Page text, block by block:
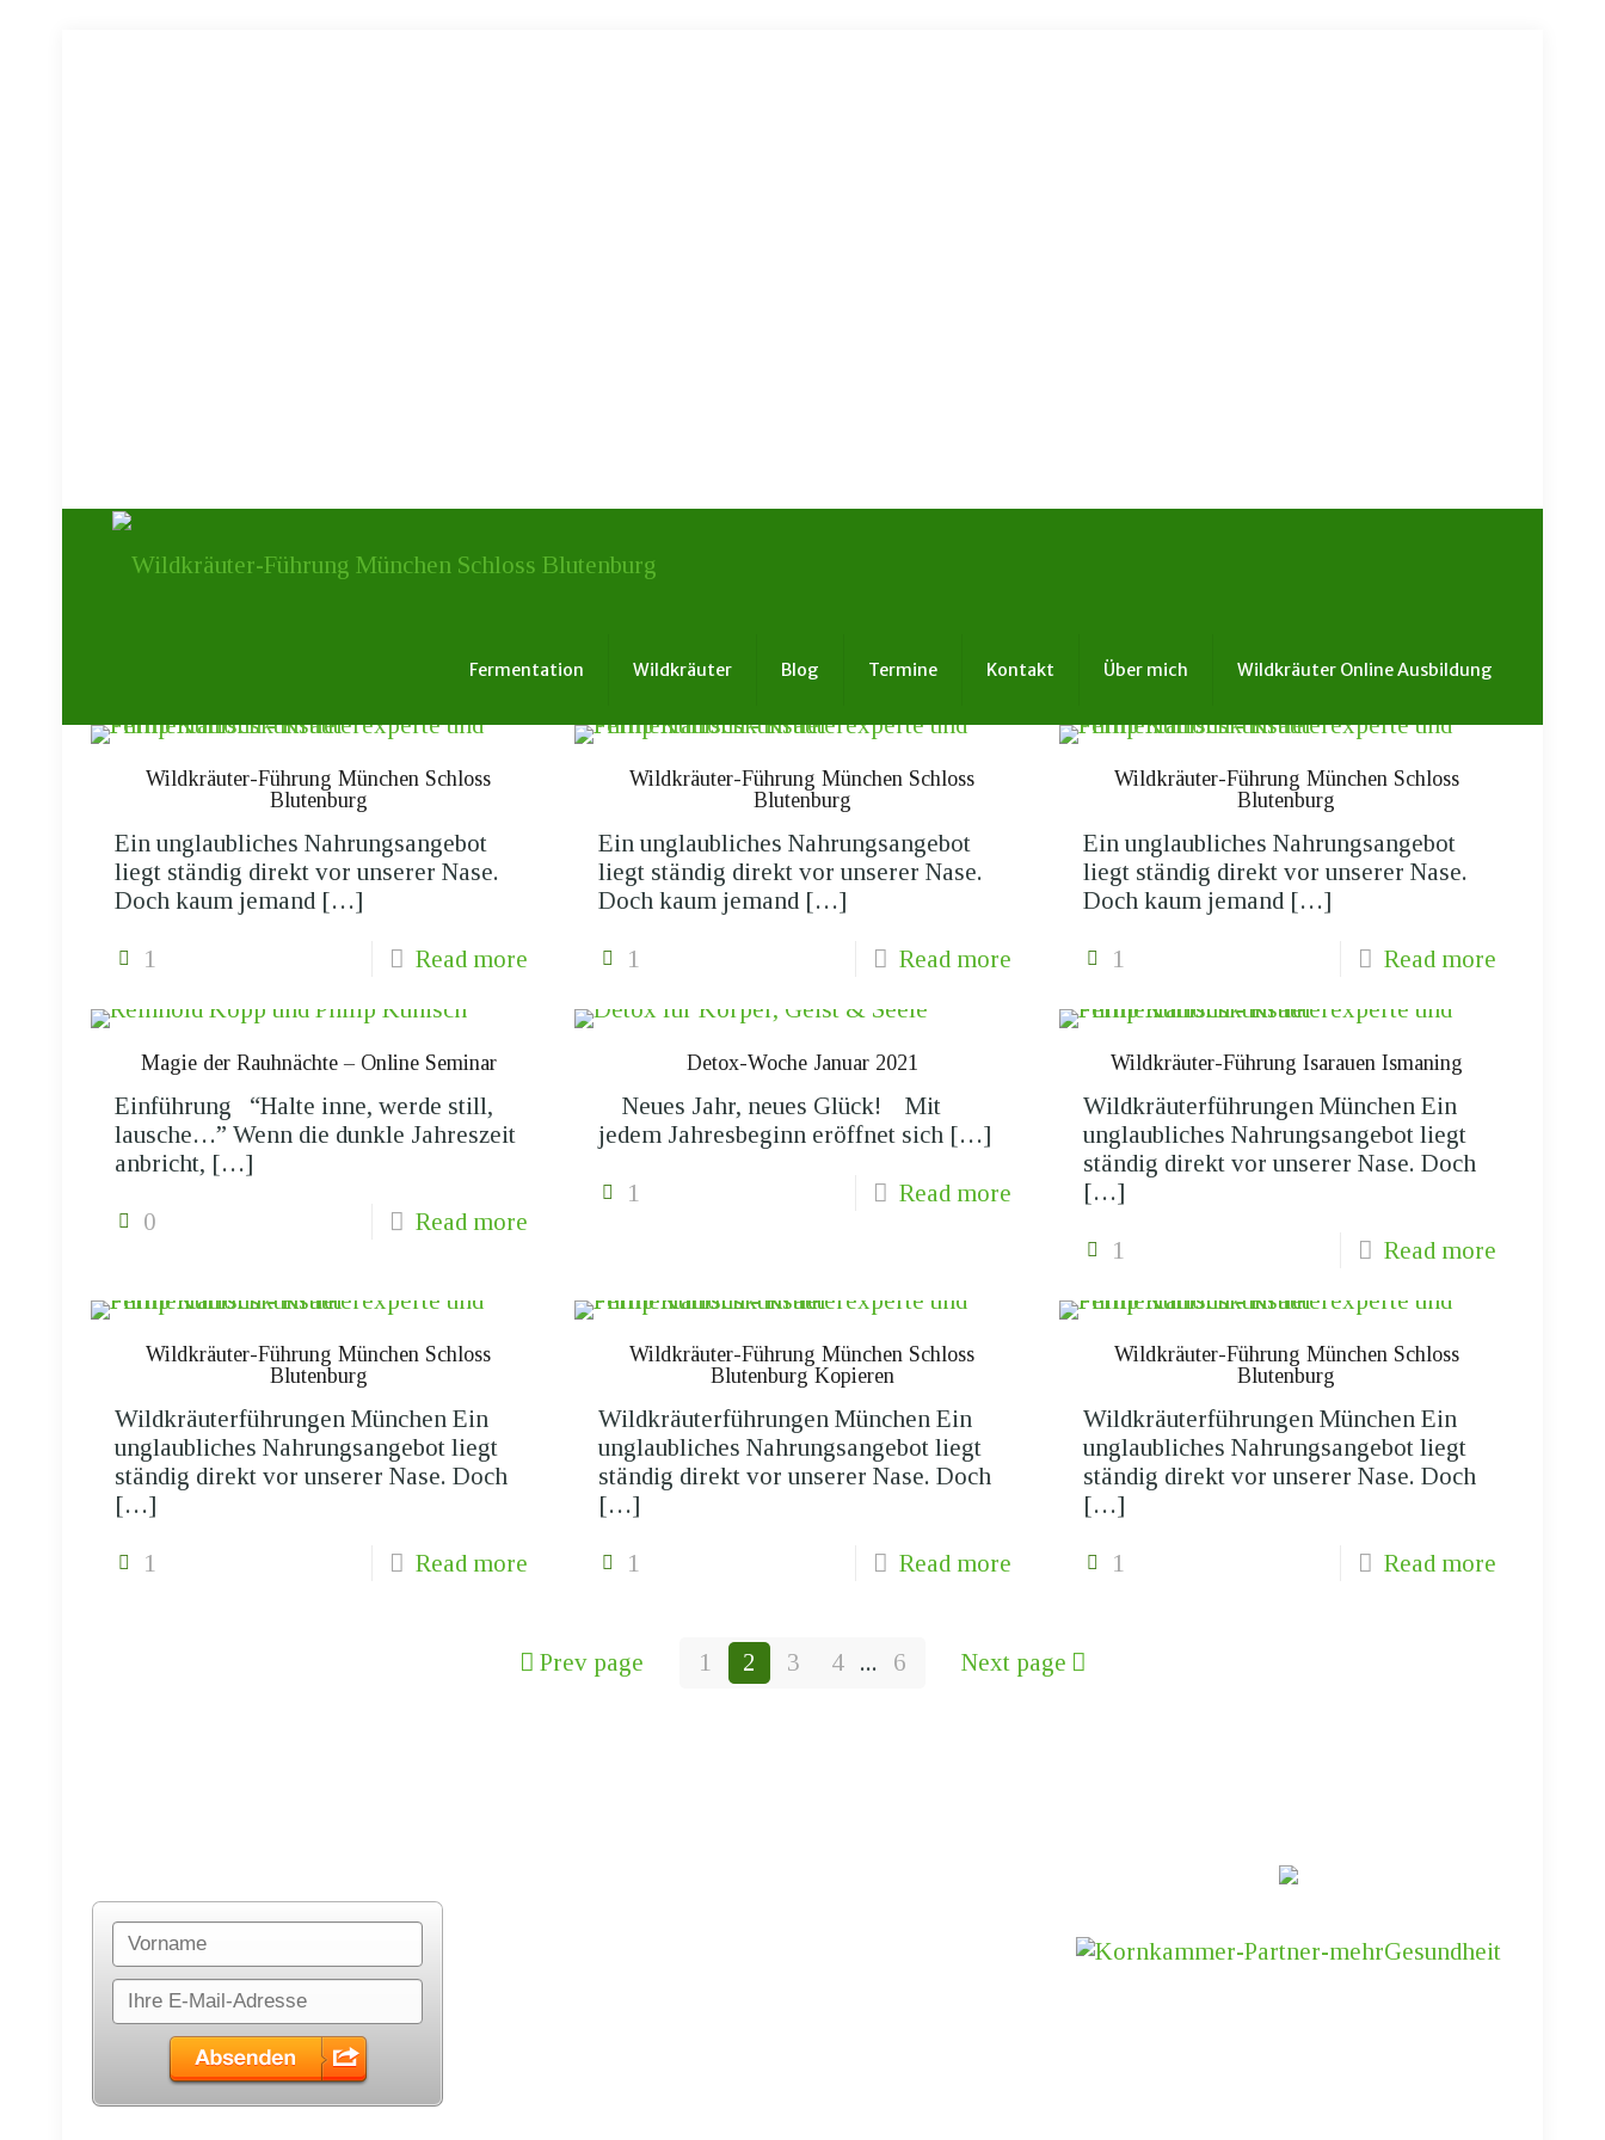
Fermentation Wildkräuter Blog Termine Kontakt Über mich Wildkräuter Online Ausbildung
Wildkräuter-Führung München Schloss
Blutenburg
Ein unglaubliches Nahrungsangebot
liegt ständig direkt vor unserer Nase.
Doch kaum jemand […]
1 Read more
Wildkräuter-Führung München Schloss
Blutenburg
Ein unglaubliches Nahrungsangebot
liegt ständig direkt vor unserer Nase.
Doch kaum jemand […]
1 Read more
Wildkräuter-Führung München Schloss
Blutenburg
Ein unglaubliches Nahrungsangebot
liegt ständig direkt vor unserer Nase.
Doch kaum jemand[…]
1 Read more
Magie der Rauhnächte – Online Seminar
Einführung “Halte inne, werde still,
lausche…” Wenn die dunkle Jahreszeit
anbricht, […]
0 Read more
Detox-Woche Januar 2021
Neues Jahr, neues Glück! Mit
jedem Jahresbeginn eröffnet sich […]
1 Read more
Wildkräuter-Führung Isarauen Ismaning
Wildkräuterführungen München Ein
unglaubliches Nahrungsangebot liegt
ständig direkt vor unserer Nase. Doch
[…]
1 Read more
Wildkräuter-Führung München Schloss
Blutenburg
Wildkräuterführungen München Ein
unglaubliches Nahrungsangebot liegt
ständig direkt vor unserer Nase. Doch
[…]
1 Read more
Wildkräuter-Führung München Schloss
Blutenburg Kopieren
Wildkräuterführungen München Ein
unglaubliches Nahrungsangebot liegt
ständig direkt vor unserer Nase. Doch
[…]
1 Read more
Wildkräuter-Führung München Schloss
Blutenburg
Wildkräuterführungen München Ein
unglaubliches Nahrungsangebot liegt
ständig direkt vor unserer Nase. Doch
[…]
1 Read more
Prev page 1 2 3 4 ... 6 Next page